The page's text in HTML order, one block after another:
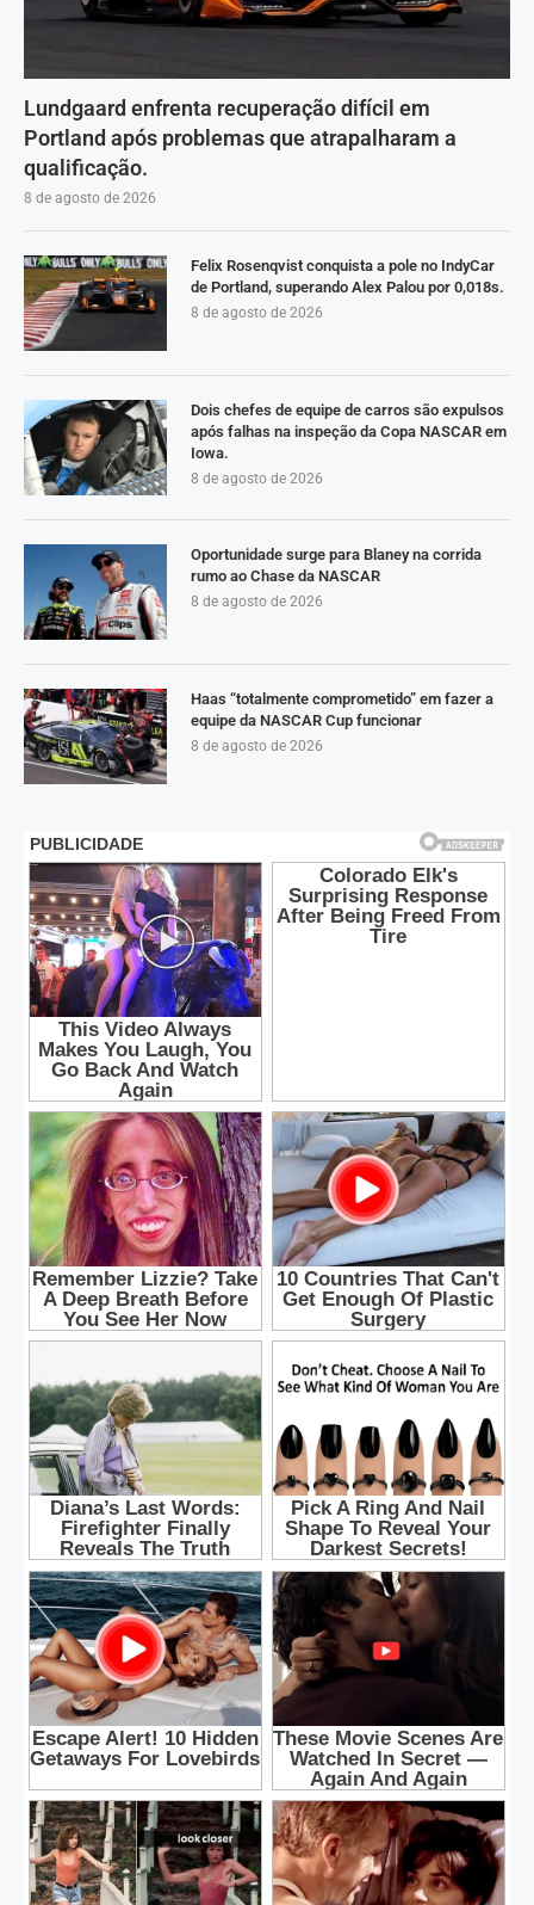
Lundgaard enfrenta recuperação difícil em
Portland após problemas que atrapalharam a
qualificação.
8 de agosto de 2026
Felix Rosenqvist conquista a pole no IndyCar
de Portland, superando Alex Palou por 0,018s.
8 de agosto de 2026
Dois chefes de equipe de carros são expulsos
após falhas na inspeção da Copa NASCAR em
Iowa.
8 de agosto de 2026
Oportunidade surge para Blaney na corrida
rumo ao Chase da NASCAR
8 de agosto de 2026
Haas “totalmente comprometido” em fazer a
equipe da NASCAR Cup funcionar
8 de agosto de 2026